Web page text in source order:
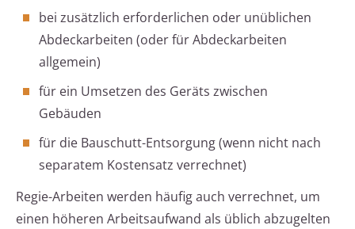
bei zusätzlich erforderlichen oder unüblichen
Abdeckarbeiten (oder für Abdeckarbeiten
allgemein)
für ein Umsetzen des Geräts zwischen
Gebäuden
für die Bauschutt-Entsorgung (wenn nicht nach
separatem Kostensatz verrechnet)
Regie-Arbeiten werden häufig auch verrechnet, um
einen höheren Arbeitsaufwand als üblich abzugelten